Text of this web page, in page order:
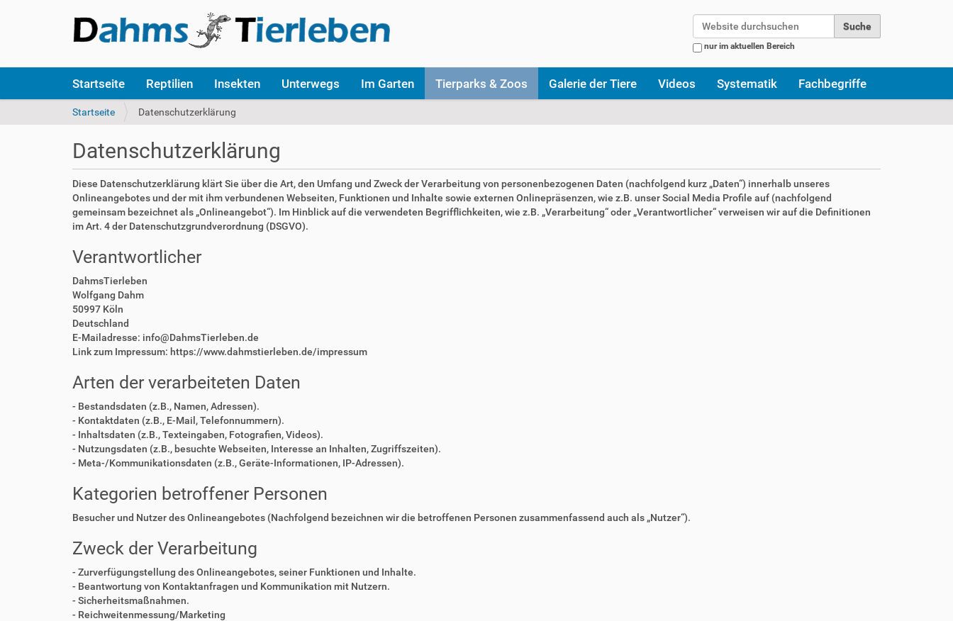
nur im aktuellen Bereich
k
Startseite Reptilien Insekten Unterwegs Im Garten Tierparks & Zoos Galerie der Tiere Videos Systematik Fachbegriffe
S
s
i
n
d
h
i
r
Startseite Datenschutzerklärung
Datenschutzerklärung
Diese Datenschutzerklärung klärt Sie über die Art, den Umfang und Zweck der Verarbeitung von personenbezogenen Daten (nachfolgend kurz „Daten“) innerhalb unseres
Onlineangebotes und der mit ihm verbundenen Webseiten, Funktionen und Inhalte sowie externen Onlinepräsenzen, wie z.B. unser Social Media Profile auf (nachfolgend
gemeinsam bezeichnet als „Onlineangebot“). Im Hinblick auf die verwendeten Begrifflichkeiten, wie z.B. „Verarbeitung“ oder „Verantwortlicher“ verweisen wir auf die Definitionen
im Art. 4 der Datenschutzgrundverordnung (DSGVO).
Verantwortlicher
DahmsTierleben
Wolfgang Dahm
50997 Köln
Deutschland
E-Mailadresse: info@DahmsTierleben.de
Link zum Impressum: https://www.dahmstierleben.de/impressum
Arten der verarbeiteten Daten
- Bestandsdaten (z.B., Namen, Adressen).
- Kontaktdaten (z.B., E-Mail, Telefonnummern).
- Inhaltsdaten (z.B., Texteingaben, Fotografien, Videos).
- Nutzungsdaten (z.B., besuchte Webseiten, Interesse an Inhalten, Zugriffszeiten).
- Meta-/Kommunikationsdaten (z.B., Geräte-Informationen, IP-Adressen).
Kategorien betroffener Personen
Besucher und Nutzer des Onlineangebotes (Nachfolgend bezeichnen wir die betroffenen Personen zusammenfassend auch als „Nutzer“).
Zweck der Verarbeitung
- Zurverfügungstellung des Onlineangebotes, seiner Funktionen und Inhalte.
- Beantwortung von Kontaktanfragen und Kommunikation mit Nutzern.
- Sicherheitsmaßnahmen.
- Reichweitenmessung/Marketing